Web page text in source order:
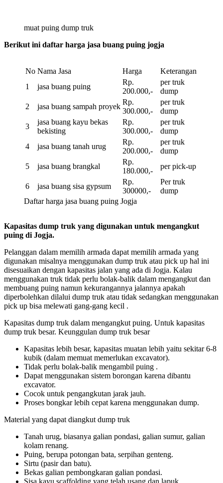
muat puing dump truk
Berikut ini daftar harga jasa buang puing jogja
No Nama Jasa Harga
Keterangan
1
jasa buang puing
Rp.
200.000,-
per truk
dump
2
jasa buang sampah proyek
Rp.
300.000,-
per truk
dump
3
jasa buang kayu bekas
bekisting
Rp.
300.000,-
per truk
dump
4
jasa buang tanah urug
Rp.
200.000,-
per truk
dump
5
jasa buang brangkal
Rp.
180.000,-
per pick-up
6 jasa buang sisa gypsum
Rp.
300000,-
Per truk
dump
Daftar harga jasa buang puing Jogja
Kapasitas dump truk yang digunakan untuk mengangkut
puing di Jogja.
Pelanggan dalam memilih armada dapat memilih armada yang
digunakan misalnya menggunakan dump truk atau pick up hal ini
disesuaikan dengan kapasitas jalan yang ada di Jogja. Kalau
menggunakan truk tidak perlu bolak-balik dalam mengangkut dan
membuang puing namun kekurangannya jalannya apakah
diperbolehkan dilalui dump truk atau tidak sedangkan menggunakan
pick up bisa melewati gang-gang kecil .
Kapasitas dump truk dalam mengangkut puing. Untuk kapasitas
dump truk besar. Keunggulan dump truk besar
Kapasitas lebih besar, kapasitas muatan lebih yaitu sekitar 6-8
kubik (dalam memuat memerlukan excavator).
Tidak perlu bolak-balik mengambil puing .
Dapat menggunakan sistem borongan karena dibantu
excavator.
Cocok untuk pengangkutan jarak jauh.
Proses bongkar lebih cepat karena menggunakan dump.
Material yang dapat diangkut dump truk
Tanah urug, biasanya galian pondasi, galian sumur, galian
kolam renang.
Puing, berupa potongan bata, serpihan genteng.
Sirtu (pasir dan batu).
Bekas galian pembongkaran galian pondasi.
Sisa kayu scaffolding yang telah usang dan lapuk.